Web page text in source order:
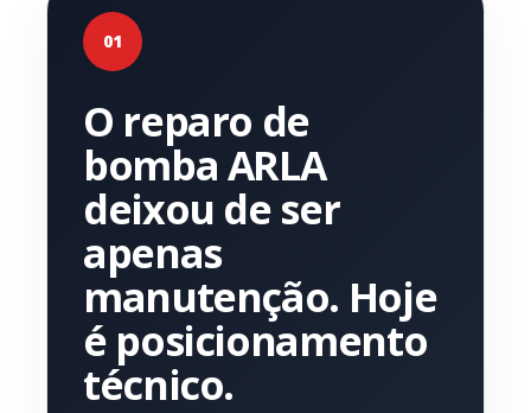
01
O reparo de
bomba ARLA
deixou de ser
apenas
manutenção. Hoje
é posicionamento
técnico.